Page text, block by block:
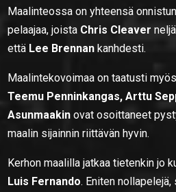
Maalinteossa on yhteensä
pelaajaa, joista Chris Cleaver
että Lee Brennan kanhdesti.
Maalintekovoimaa on taatusti
Teemu Penninkangas, Arttu
Asunmaakin ovat osoittaneet
maalin sijainnin riittävän hyvin.
Kerhon maalilla jatkaa tietenkin jo
Luis Fernando. Eniten